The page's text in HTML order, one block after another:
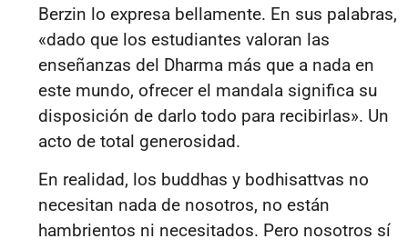
Berzin lo expresa bellamente. En sus palabras,
«dado que los estudiantes valoran las
enseñanzas del Dharma más que a nada en
este mundo, ofrecer el mandala significa su
disposición de darlo todo para recibirlas». Un
acto de total generosidad.
En realidad, los buddhas y bodhisattvas no
necesitan nada de nosotros, no están
hambrientos ni necesitados. Pero nosotros sí